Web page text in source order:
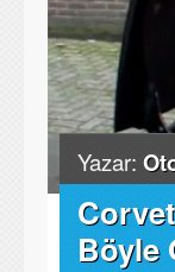
Yazar:
Böyle